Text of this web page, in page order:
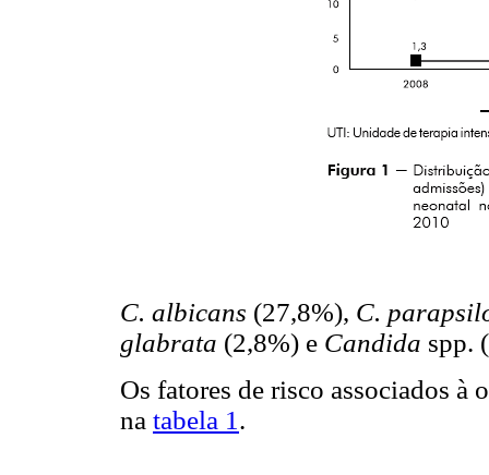
C. albicans (27,8%), C.
glabrata (2,8%) e Candida spp.
Os fatores de risco associados à
na tabela 1 .